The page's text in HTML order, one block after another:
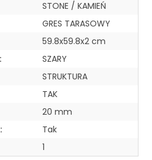
STONE / KAMIEŃ
GRES TARASOWY
59.8x59.8x2 cm
SZARY
STRUKTURA
TAK
20 mm
Tak
1